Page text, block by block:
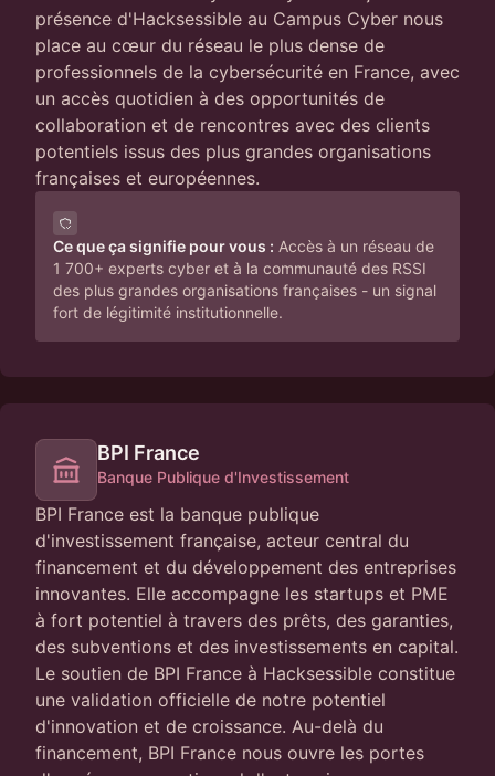
présence d'Hacksessible au Campus Cyber nous
place au cœur du réseau le plus dense de
professionnels de la cybersécurité en France, avec
un accès quotidien à des opportunités de
collaboration et de rencontres avec des clients
potentiels issus des plus grandes organisations
françaises et européennes.
Ce que ça signifie pour vous : Accès à un réseau de
1 700+ experts cyber et à la communauté des RSSI
des plus grandes organisations françaises - un signal
fort de légitimité institutionnelle.
BPI France
Banque Publique d'Investissement
BPI France est la banque publique
d'investissement française, acteur central du
financement et du développement des entreprises
innovantes. Elle accompagne les startups et PME
à fort potentiel à travers des prêts, des garanties,
des subventions et des investissements en capital.
Le soutien de BPI France à Hacksessible constitue
une validation officielle de notre potentiel
d'innovation et de croissance. Au-delà du
financement, BPI France nous ouvre les portes